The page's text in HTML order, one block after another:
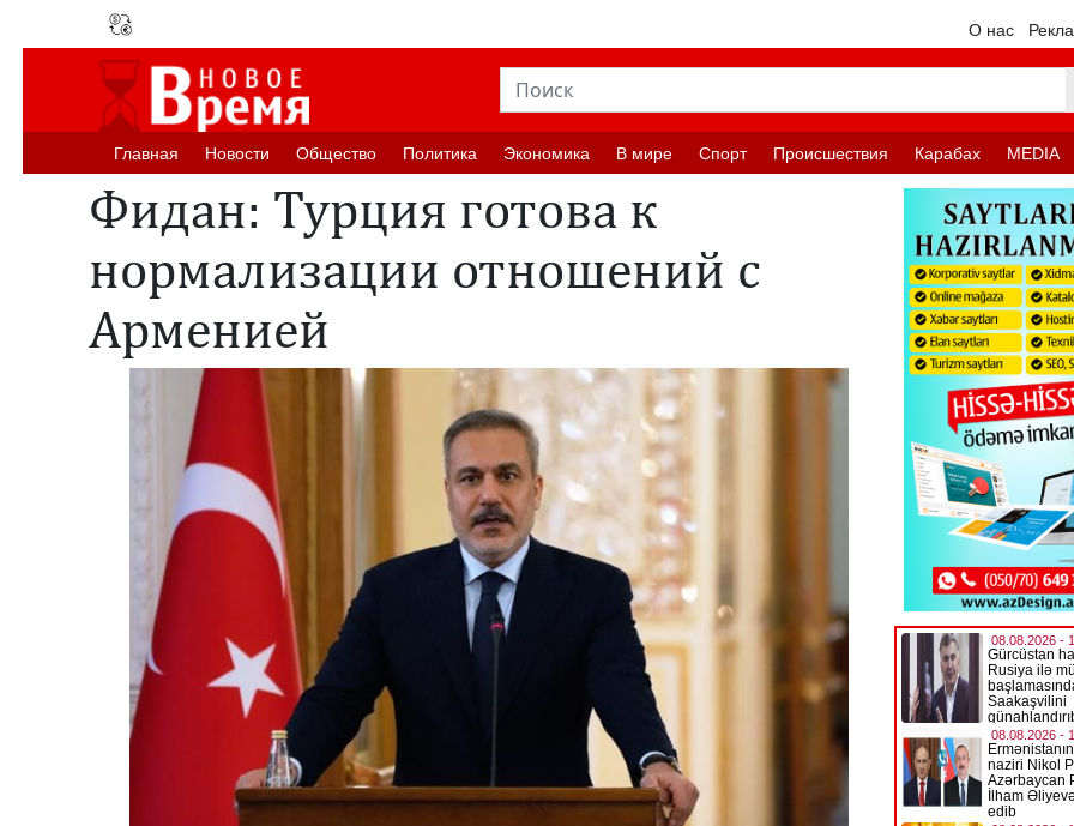
О нас
Главная Новости Oбщество Политика Экономика В мире Спорт Происшествия Карабах MEDIA
Фидан: Турция готова к
нормализации отношений с
Арменией